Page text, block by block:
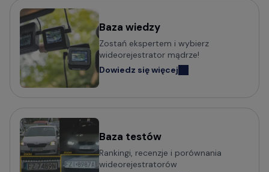
Mini kamery do samochodu - małe i dyskretne
Kamery samochodowe z obsługą komend głosowych
Wideorejestratory klasy Premium
Kamery samochodowe odczytujące tablice w nocy (z
Popularni producenci kamer
samochodowych
Baza wiedzy
Zostań ekspertem i wybierz
wideorejestrator mądrze!
Dowiedz się więcej
Baza testów
Rankingi, recenzje i porównania
wideorejestratorów